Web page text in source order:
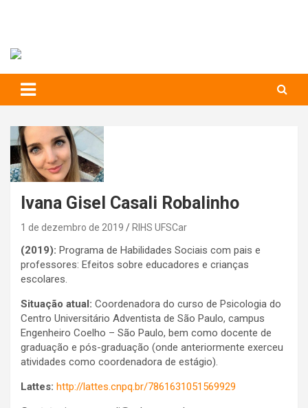
Ivana Gisel Casali Robalinho
1 de dezembro de 2019 RIHS UFSCar
(2019): Programa de Habilidades Sociais com pais e
professores: Efeitos sobre educadores e crianças
escolares.
Situação atual: Coordenadora do curso de Psicologia do
Centro Universitário Adventista de São Paulo, campus
Engenheiro Coelho – São Paulo, bem como docente de
graduação e pós-graduação (onde anteriormente exerceu
atividades como coordenadora de estágio).
Lattes: http://lattes.cnpq.br/7861631051569929